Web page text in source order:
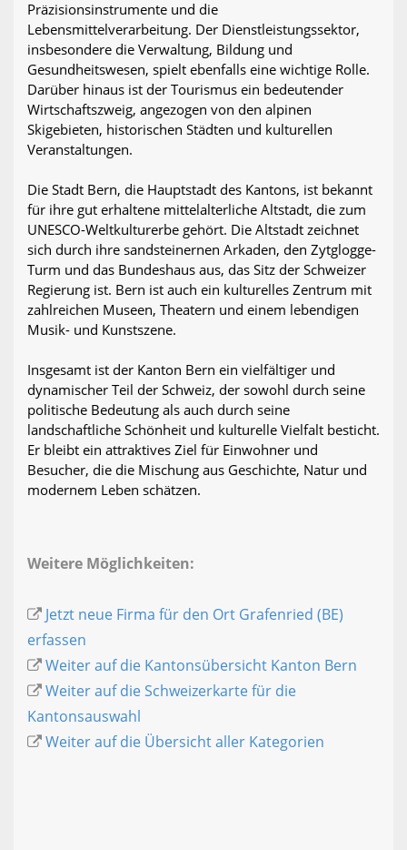
Präzisionsinstrumente und die
Lebensmittelverarbeitung. Der Dienstleistungssektor,
insbesondere die Verwaltung, Bildung und
Gesundheitswesen, spielt ebenfalls eine wichtige Rolle.
Darüber hinaus ist der Tourismus ein bedeutender
Wirtschaftszweig, angezogen von den alpinen
Skigebieten, historischen Städten und kulturellen
Veranstaltungen.
Die Stadt Bern, die Hauptstadt des Kantons, ist bekannt
für ihre gut erhaltene mittelalterliche Altstadt, die zum
UNESCO-Weltkulturerbe gehört. Die Altstadt zeichnet
sich durch ihre sandsteinernen Arkaden, den Zytglogge-
Turm und das Bundeshaus aus, das Sitz der Schweizer
Regierung ist. Bern ist auch ein kulturelles Zentrum mit
zahlreichen Museen, Theatern und einem lebendigen
Musik- und Kunstszene.
Insgesamt ist der Kanton Bern ein vielfältiger und
dynamischer Teil der Schweiz, der sowohl durch seine
politische Bedeutung als auch durch seine
landschaftliche Schönheit und kulturelle Vielfalt besticht.
Er bleibt ein attraktives Ziel für Einwohner und
Besucher, die die Mischung aus Geschichte, Natur und
modernem Leben schätzen.
Weitere Möglichkeiten:
Jetzt neue Firma für den Ort Grafenried (BE)
erfassen
Weiter auf die Kantonsübersicht Kanton Bern
Weiter auf die Schweizerkarte für die
Kantonsauswahl
Weiter auf die Übersicht aller Kategorien